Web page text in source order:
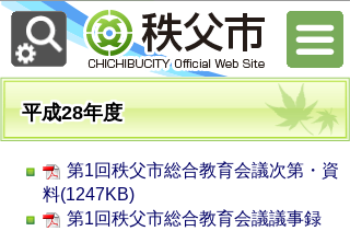
平成28年度
第1回秩父市総合教育会議次第・資
料(1247KB)
第1回秩父市総合教育会議議事録